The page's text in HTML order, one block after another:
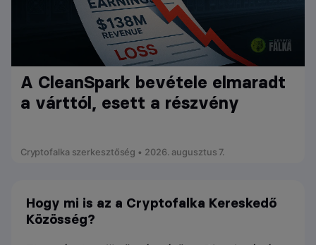
A CleanSpark bevétele elmaradt
a várttól, esett a részvény
Cryptofalka szerkesztőség • 2026. augusztus 7.
Hogy mi is az a Cryptofalka Kereskedő
Közösség?